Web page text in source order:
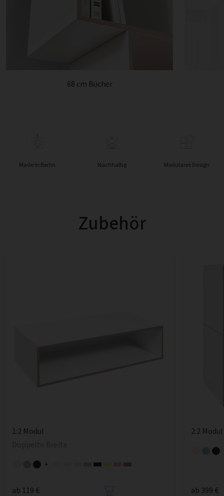
68 cm Bücher
Made in Berlin Nachhaltig Modulares Design
Zubehör
1:2 Modul
+
ab 119 €
2:2
ab 399 €